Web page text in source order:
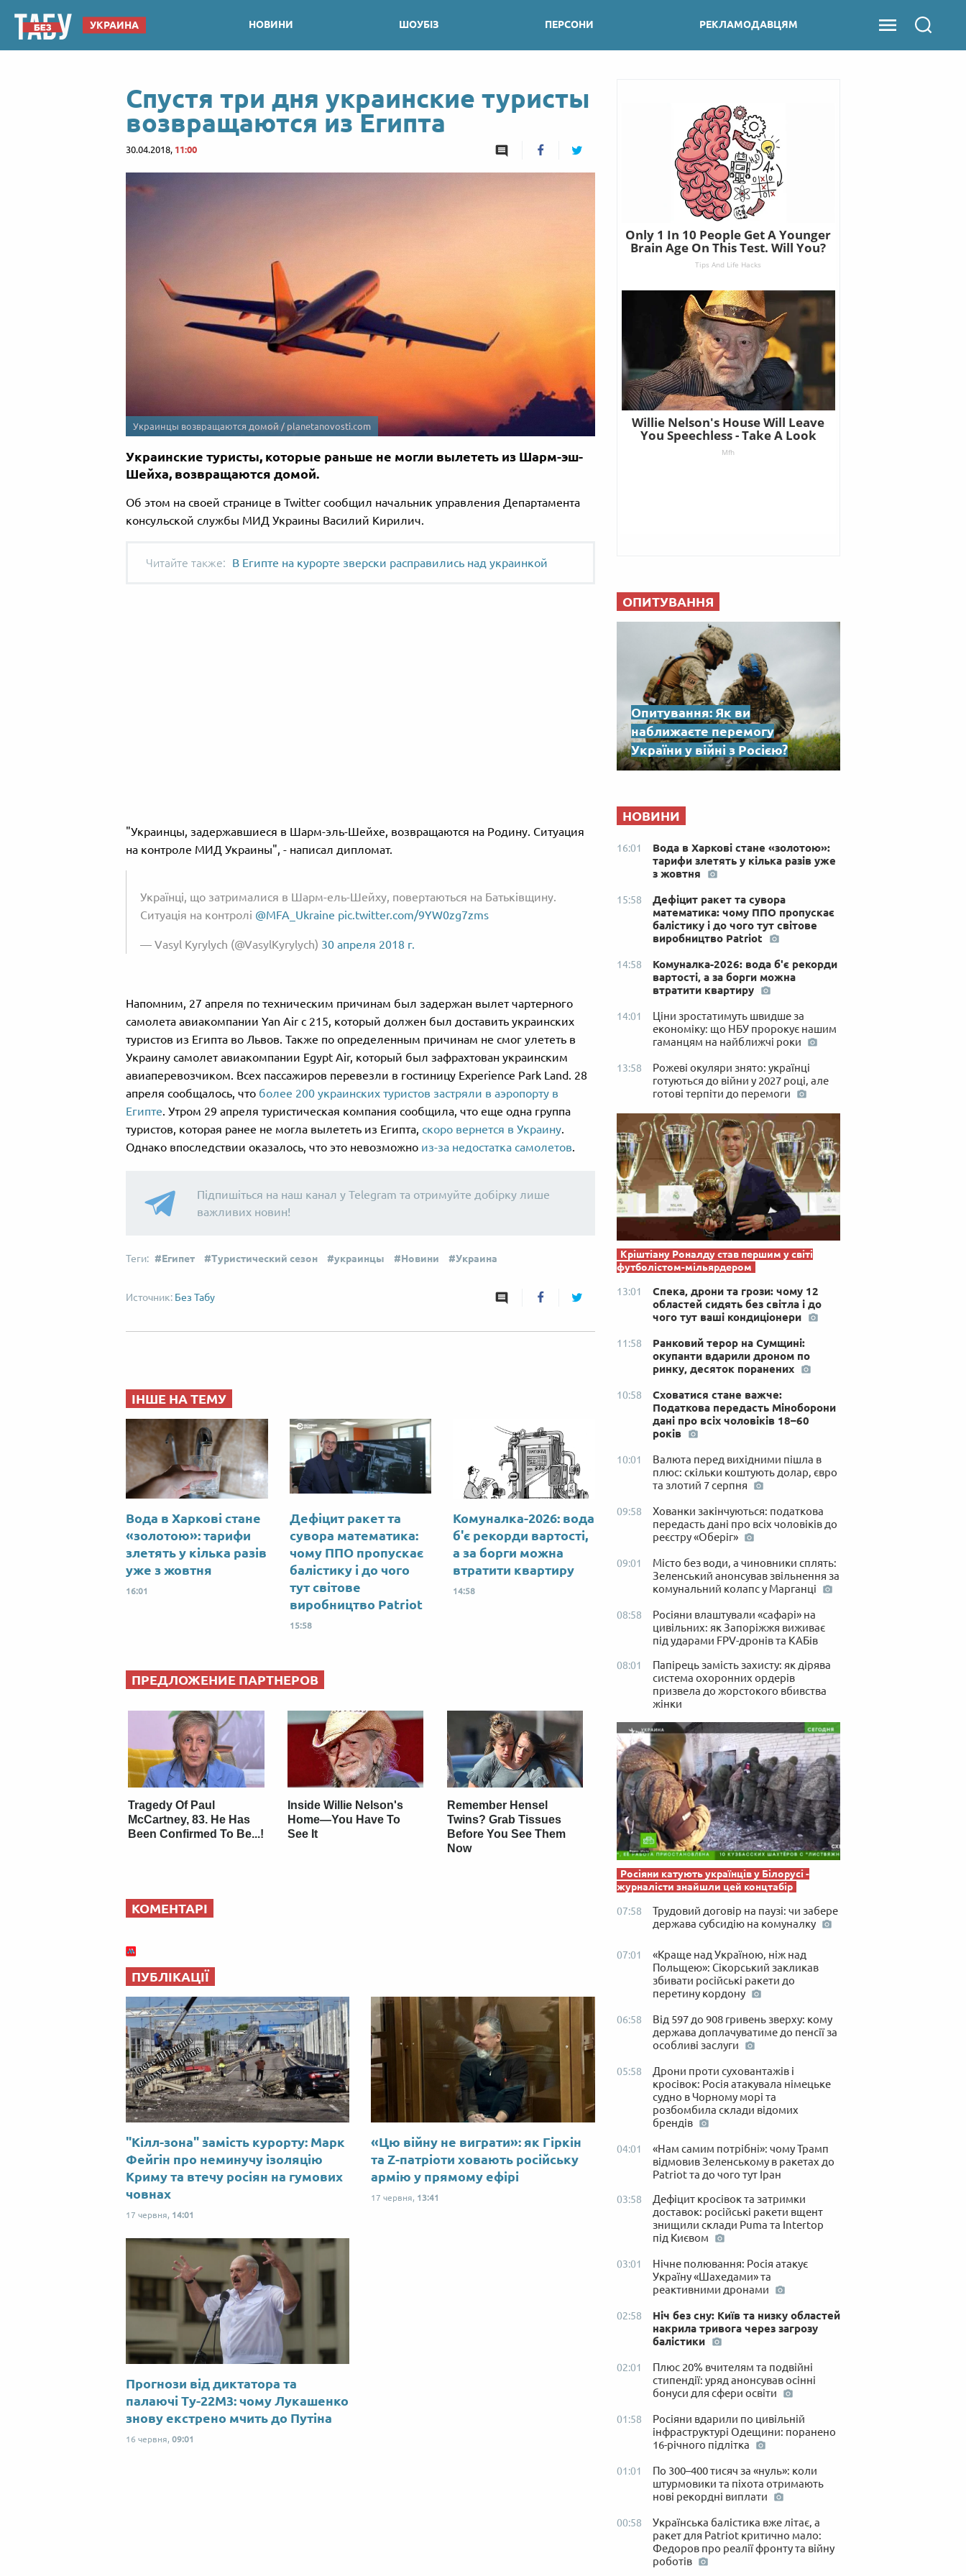
УКРАИНА НОВИНИ ШОУБІЗ ПЕРСОНИ РЕКЛАМОДАВЦЯМ
Спустя три дня украинские туристы
возвращаются из Египта
30.04.2018, 11:00
Украинцы возвращаются домой / planetanovosti.com
Украинские туристы, которые раньше не могли вылететь из Шарм-эш-
Шейха, возвращаются домой.
Об этом на своей странице в Twitter сообщил начальник управления Департамента
консульской службы МИД Украины Василий Кирилич.
В Египте на курорте зверски расправились над украинкой
"Украинцы, задержавшиеся в Шарм-эль-Шейхе, возвращаются на Родину. Ситуация
на контроле МИД Украины", - написал дипломат.
Українці, що затрималися в Шарм-ель-Шейху, повертаються на Батьківщину.
Ситуація на контролі @MFA_Ukraine pic.twitter.com/9YW0zg7zms
— Vasyl Kyrylych (@VasylKyrylych) 30 апреля 2018 г.
Напомним, 27 апреля по техническим причинам был задержан вылет чартерного
самолета авиакомпании Yan Air с 215, который должен был доставить украинских
туристов из Египта во Львов. Также по определенным причинам не смог улететь в
Украину самолет авиакомпании Egypt Air, который был зафрахтован украинским
авиаперевозчиком. Всех пассажиров перевезли в гостиницу Experience Park Land. 28
апреля сообщалось, что более 200 украинских туристов застряли в аэропорту в
Египте. Утром 29 апреля туристическая компания сообщила, что еще одна группа
туристов, которая ранее не могла вылететь из Египта, скоро вернется в Украину.
Однако впоследствии оказалось, что это невозможно из-за недостатка самолетов.
Підпишіться на наш канал у Telegram та отримуйте добірку лише
важливих новин!
Египет Туристический сезон украинцы Новини Украина
Без Табу
ІНШЕ НА ТЕМУ
Вода в Харкові стане
«золотою»: тарифи
злетять у кілька разів
уже з жовтня
16:01
Дефіцит ракет та
сувора математика:
чому ППО пропускає
балістику і до чого
тут світове
виробництво Patriot
15:58
Комуналка-2026: вода
б'є рекорди вартості,
а за борги можна
втратити квартиру
14:58
ПРЕДЛОЖЕНИЕ ПАРТНЕРОВ
Tragedy Of Paul
McCartney, 83. He Has
Been Confirmed To Be...!
Inside Willie Nelson's
Home—You Have To
See It
Remember Hensel
Twins? Grab Tissues
Before You See Them
Now
КОМЕНТАРІ
ПУБЛІКАЦІЇ
"Кілл-зона" замість курорту: Марк
Фейгін про неминучу ізоляцію
Криму та втечу росіян на гумових
човнах
17 червня, 14:01
«Цю війну не виграти»: як Гіркін
та Z-патріоти ховають російську
армію у прямому ефірі
17 червня, 13:41
Прогнози від диктатора та
палаючі Ту-22М3: чому Лукашенко
знову екстрено мчить до Путіна
16 червня, 09:01
ОПИТУВАННЯ
Опитування: Як ви
наближаєте перемогу
України у війні з Росією?
НОВИНИ
16:01
Вода в Харкові стане «золотою»:
тарифи злетять у кілька разів уже
з жовтня
15:58
Дефіцит ракет та сувора
математика: чому ППО пропускає
балістику і до чого тут світове
виробництво Patriot
14:58
Комуналка-2026: вода б'є рекорди
вартості, а за борги можна
втратити квартиру
14:01
Ціни зростатимуть швидше за
економіку: що НБУ пророкує нашим
гаманцям на найближчі роки
13:58
Рожеві окуляри знято: українці
готуються до війни у 2027 році, але
готові терпіти до перемоги
Кріштіану Роналду став першим у світі
футболістом-мільярдером
13:01
Спека, дрони та грози: чому 12
областей сидять без світла і до
чого тут ваші кондиціонери
11:58
Ранковий терор на Сумщині:
окупанти вдарили дроном по
ринку, десяток поранених
10:58
Сховатися стане важче:
Податкова передасть Міноборони
дані про всіх чоловіків 18–60
років
10:01
Валюта перед вихідними пішла в
плюс: скільки коштують долар, євро
та злотий 7 серпня
09:58
Хованки закінчуються: податкова
передасть дані про всіх чоловіків до
реєстру «Оберіг»
09:01
Місто без води, а чиновники сплять:
Зеленський анонсував звільнення за
комунальний колапс у Марганці
08:58
Росіяни влаштували «сафарі» на
цивільних: як Запоріжжя виживає
під ударами FPV-дронів та КАБів
08:01
Папірець замість захисту: як дірява
система охоронних ордерів
призвела до жорстокого вбивства
жінки
Росіяни катують українців у Білорусі -
журналісти знайшли цей концтабір
07:58
Трудовий договір на паузі: чи забере
держава субсидію на комуналку
07:01
«Краще над Україною, ніж над
Польщею»: Сікорський закликав
збивати російські ракети до
перетину кордону
06:58
Від 597 до 908 гривень зверху: кому
держава доплачуватиме до пенсії за
особливі заслуги
05:58
Дрони проти суховантажів і
кросівок: Росія атакувала німецьке
судно в Чорному морі та
розбомбила склади відомих
брендів
04:01
«Нам самим потрібні»: чому Трамп
відмовив Зеленському в ракетах до
Patriot та до чого тут Іран
03:58
Дефіцит кросівок та затримки
доставок: російські ракети вщент
знищили склади Puma та Intertop
під Києвом
03:01
Нічне полювання: Росія атакує
Україну «Шахедами» та
реактивними дронами
02:58
Ніч без сну: Київ та низку областей
накрила тривога через загрозу
балістики
02:01
Плюс 20% вчителям та подвійні
стипендії: уряд анонсував осінні
бонуси для сфери освіти
01:58
Росіяни вдарили по цивільній
інфраструктурі Одещини: поранено
16-річного підлітка
01:01
По 300–400 тисяч за «нуль»: коли
штурмовики та піхота отримають
нові рекордні виплати
00:58
Українська балістика вже літає, а
ракет для Patriot критично мало:
Федоров про реалії фронту та війну
роботів